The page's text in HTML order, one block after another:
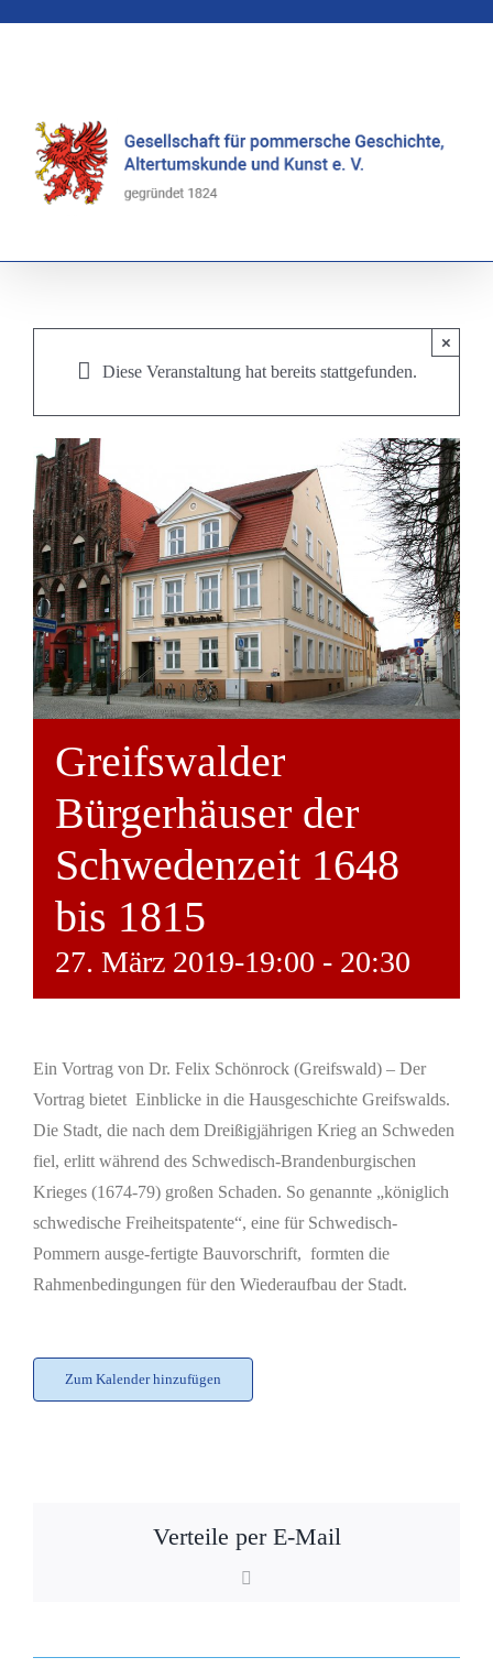
Diese Veranstaltung hat bereits stattgefunden.
×
Greifswalder
Bürgerhäuser der
Schwedenzeit 1648
bis 1815
27. März 2019-19:00 - 20:30
Ein Vortrag von Dr. Felix Schönrock (Greifswald) – Der
Vortrag bietet Einblicke in die Hausgeschichte Greifswalds.
Die Stadt, die nach dem Dreißigjährigen Krieg an Schweden
fiel, erlitt während des Schwedisch-Brandenburgischen
Krieges (1674-79) großen Schaden. So genannte „königlich
schwedische Freiheitspatente“, eine für Schwedisch-
Pommern ausge-fertigte Bauvorschrift, formten die
Rahmenbedingungen für den Wiederaufbau der Stadt.
Zum Kalender hinzufügen
Verteile per E-Mail